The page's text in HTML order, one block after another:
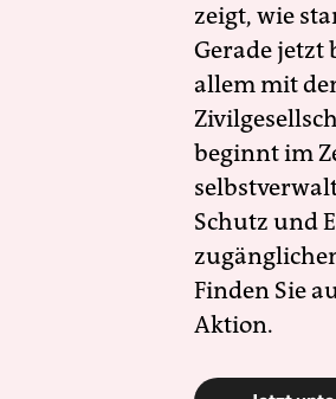
zeigt, wie
Gerade
allem mit
beginnt im
Schutz und
Finden Sie
Aktion.